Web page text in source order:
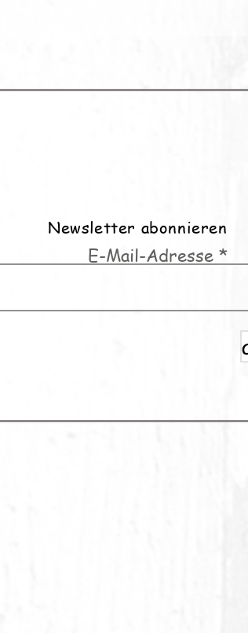
Newsletter abonnieren
E-Mail-Adresse